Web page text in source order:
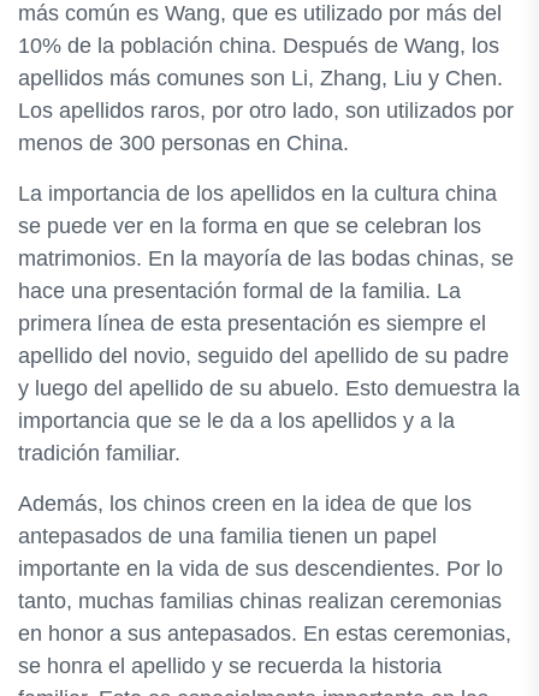
más común es Wang, que es utilizado por más del
10% de la población china. Después de Wang, los
apellidos más comunes son Li, Zhang, Liu y Chen.
Los apellidos raros, por otro lado, son utilizados por
menos de 300 personas en China.
La importancia de los apellidos en la cultura china
se puede ver en la forma en que se celebran los
matrimonios. En la mayoría de las bodas chinas, se
hace una presentación formal de la familia. La
primera línea de esta presentación es siempre el
apellido del novio, seguido del apellido de su padre
y luego del apellido de su abuelo. Esto demuestra la
importancia que se le da a los apellidos y a la
tradición familiar.
Además, los chinos creen en la idea de que los
antepasados de una familia tienen un papel
importante en la vida de sus descendientes. Por lo
tanto, muchas familias chinas realizan ceremonias
en honor a sus antepasados. En estas ceremonias,
se honra el apellido y se recuerda la historia